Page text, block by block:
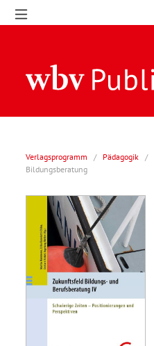
Verlagsprogramm / Pädagogik /
Bildungsberatung